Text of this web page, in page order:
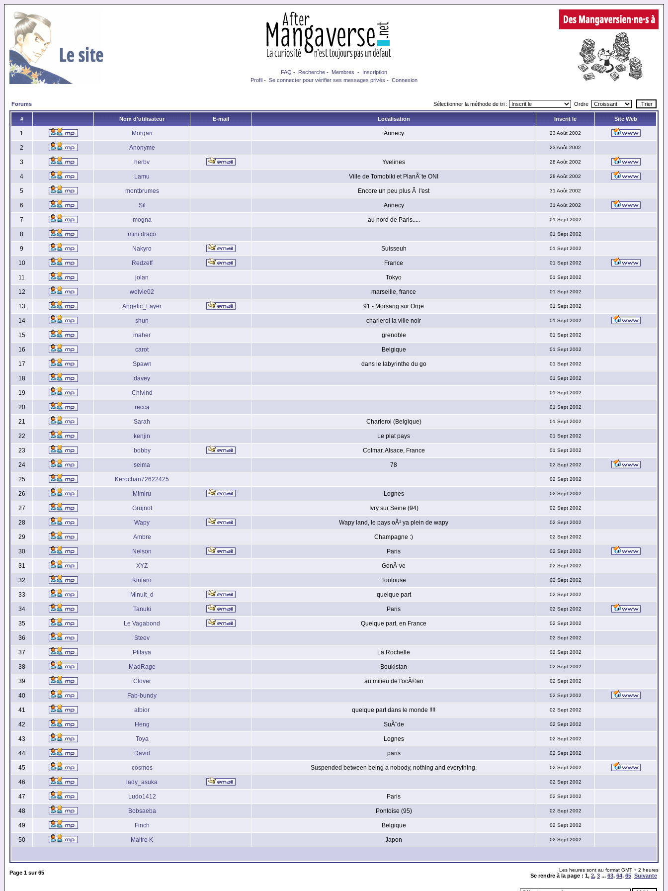
FAQ - Recherche - Membres - Inscription
Profil - Se connecter pour vérifier ses messages privés - Connexion
Forums Sélectionner la méthode de tri : Ordre
# Nom d'utilisateur E-mail Localisation Inscrit le Site Web
1 Morgan Annecy 23 Août 2002
2 Anonyme 23 Août 2002
3 herbv Yvelines 28 Août 2002
4 Lamu Ville de Tomobiki et PlanÃ¨te ONI 28 Août 2002
5 montbrumes Encore un peu plus Ã l'est 31 Août 2002
6 Sil Annecy 31 Août 2002
7 mogna au nord de Paris..... 01 Sept 2002
8 mini draco 01 Sept 2002
9 Nakyro Suisseuh 01 Sept 2002
10 Redzeff France 01 Sept 2002
11 jolan Tokyo 01 Sept 2002
12 wolvie02 marseille, france 01 Sept 2002
13 Angelic_Layer 91 - Morsang sur Orge 01 Sept 2002
14 shun charleroi la ville noir 01 Sept 2002
15 maher grenoble 01 Sept 2002
16 carot Belgique 01 Sept 2002
17 Spawn dans le labyrinthe du go 01 Sept 2002
18 davey 01 Sept 2002
19 Chivind 01 Sept 2002
20 recca 01 Sept 2002
21 Sarah Charleroi (Belgique) 01 Sept 2002
22 kenjin Le plat pays 01 Sept 2002
23 bobby Colmar, Alsace, France 01 Sept 2002
24 seima 78 02 Sept 2002
25 Kerochan72622425 02 Sept 2002
26 Mimiru Lognes 02 Sept 2002
27 Grujnot Ivry sur Seine (94) 02 Sept 2002
28 Wapy Wapy land, le pays oÃ¹ ya plein de wapy 02 Sept 2002
29 Ambre Champagne :) 02 Sept 2002
30 Nelson Paris 02 Sept 2002
31 XYZ GenÃ¨ve 02 Sept 2002
32 Kintaro Toulouse 02 Sept 2002
33 Minuit_d quelque part 02 Sept 2002
34 Tanuki Paris 02 Sept 2002
35 Le Vagabond Quelque part, en France 02 Sept 2002
36 Steev 02 Sept 2002
37 Ptitaya La Rochelle 02 Sept 2002
38 MadRage Boukistan 02 Sept 2002
39 Clover au milieu de l'ocÃ©an 02 Sept 2002
40 Fab-bundy 02 Sept 2002
41 albior quelque part dans le monde !!!! 02 Sept 2002
42 Heng SuÃ¨de 02 Sept 2002
43 Toya Lognes 02 Sept 2002
44 David paris 02 Sept 2002
45 cosmos Suspended between being a nobody, nothing and everything. 02 Sept 2002
46 lady_asuka 02 Sept 2002
47 Ludo1412 Paris 02 Sept 2002
48 Bobsaeba Pontoise (95) 02 Sept 2002
49 Finch Belgique 02 Sept 2002
50 Maitre K Japon 02 Sept 2002
Page 1 sur65 Les heures sont au format GMT + 2 heures
Se rendre à la page : 1, 2, 3 ... 63, 64, 65 Suivante